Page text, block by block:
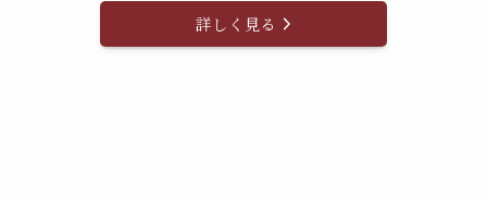
詳しく見る